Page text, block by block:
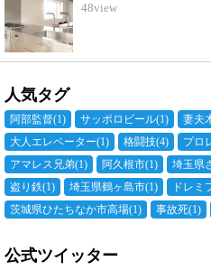
48view
人気タグ
阿部監督(1) サッポロビール(1) 妻夫
大人エレベーター(1) 格闘技(4) プロ
アマレス兄弟(1) 阿久根市(1) 埼玉県
盗り鉄(1) 埼玉県鶴ヶ島市(1) ドレミ
茨城県ひたちなか市高場(1) 事故死(1)
公式ツイッター